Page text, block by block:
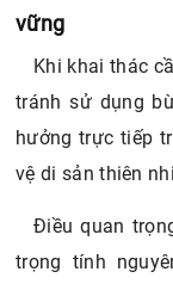
vững
Khi khai thác
tránh sử dụng
hưởng trực tiếp
vệ di sản thiên
Điều quan
trọng tính